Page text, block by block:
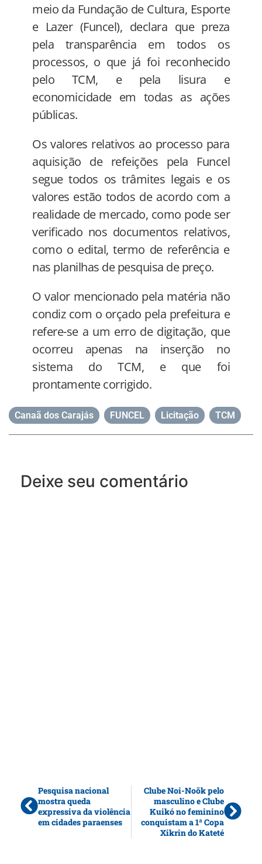
meio da Fundação de Cultura, Esporte
e Lazer (Funcel), declara que preza
pela transparência em todos os
processos, o que já foi reconhecido
pelo TCM, e pela lisura e
economicidade em todas as ações
públicas.
Os valores relativos ao processo para
aquisição de refeições pela Funcel
segue todos os trâmites legais e os
valores estão todos de acordo com a
realidade de mercado, como pode ser
verificado nos documentos relativos,
como o edital, termo de referência e
nas planilhas de pesquisa de preço.
O valor mencionado pela matéria não
condiz com o orçado pela prefeitura e
refere-se a um erro de digitação, que
ocorreu apenas na inserção no
sistema do TCM, e que foi
prontamente corrigido.
Canaã dos Carajás FUNCEL Licitação TCM
Deixe seu comentário
Pesquisa nacional
mostra queda
expressiva da violência
em cidades paraenses
Clube Noi-Noõk pelo
masculino e Clube
Kuikó no feminino
conquistam a 1ª Copa
Xikrin do Kateté